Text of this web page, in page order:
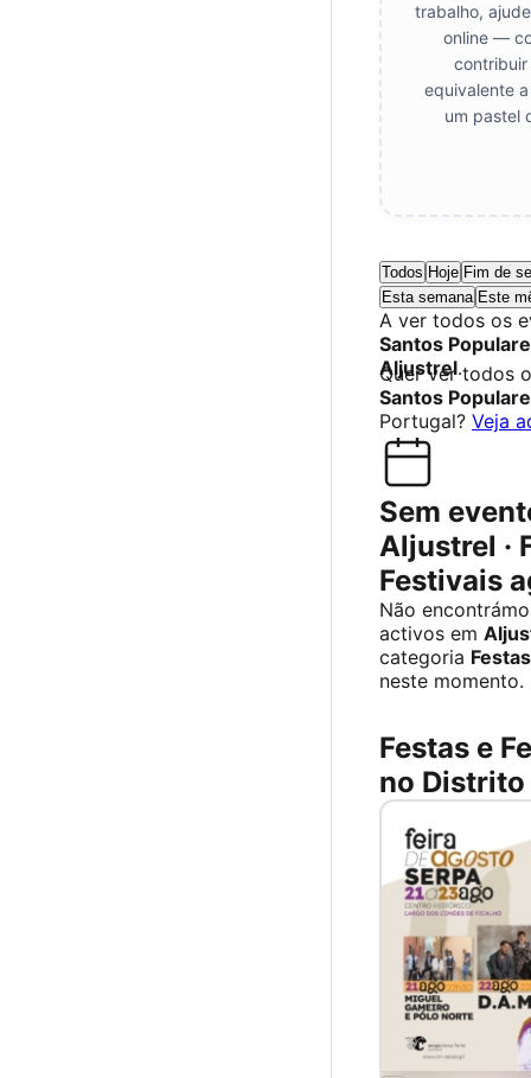
trabalho,
online —
contribuir
equivalente
um pastel
Todos Hoje Fim de
Esta semana Este
A ver todos os
Santos
Aljustrel.
Quer ver todos
Santos
Portugal? Veja
Sem
Aljustrel ·
Festivais
Não
activos em
categoria
neste momento.
Festas e
no Distrito